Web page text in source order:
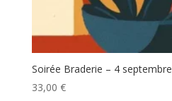
Soirée Braderie – 4 septembre
33,00 €